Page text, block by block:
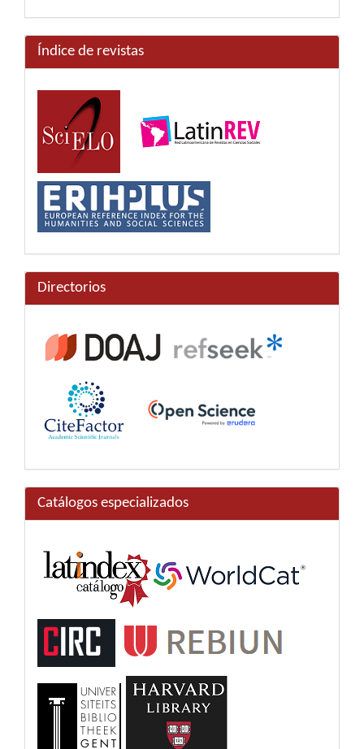
Índice de revistas
Directorios
Catálogos especializados